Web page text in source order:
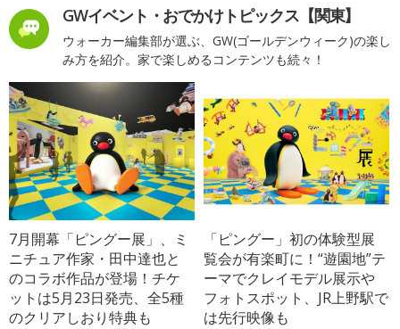
GWイベント・おでかけトピックス【関東】
ウォーカー編集部が選ぶ、GW(ゴールデンウィーク)の楽し
み方を紹介。家で楽しめるコンテンツも続々！
7月開幕「ピングー展」、ミ
ニチュア作家・田中達也と
のコラボ作品が登場！チケ
ットは5月23日発売、全5種
のクリアしおり特典も
「ピングー」初の体験型展
覧会が有楽町に！“遊園地”テ
ーマでクレイモデル展示や
フォトスポット、JR上野駅で
は先行映像も